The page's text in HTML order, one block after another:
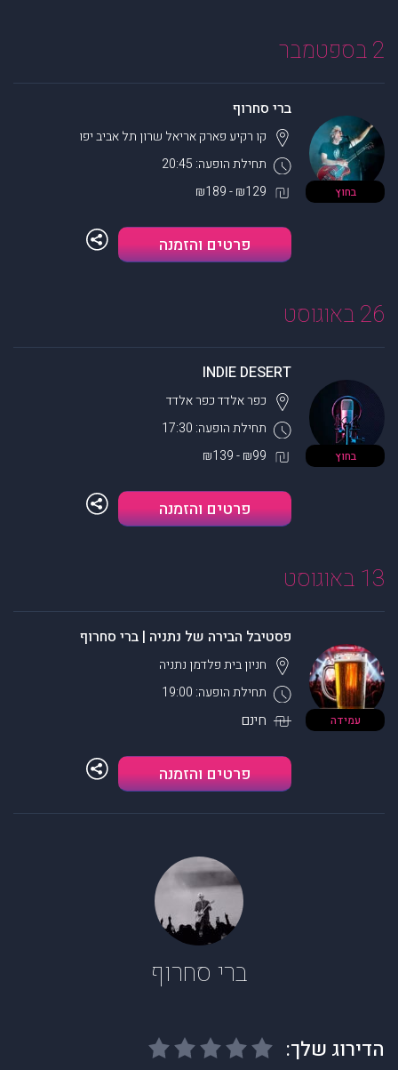
2 בספטמבר
בחוץ
ברי סחרוף
תחילת הופעה: 20:45
קו רקיע פארק אריאל שרון תל אביב יפו
₪129 - ₪189
פרטים והזמנה
26 באוגוסט
בחוץ
INDIE DESERT
תחילת הופעה: 17:30
כפר אלדדכפר אלדד
₪99 - ₪139
פרטים והזמנה
13 באוגוסט
עמידה
פסטיבל הבירה של נתניה | ברי סחרוף
תחילת הופעה: 19:00
חניון בית פלדמן נתניה
חינם
פרטים והזמנה
ברי סחרוף